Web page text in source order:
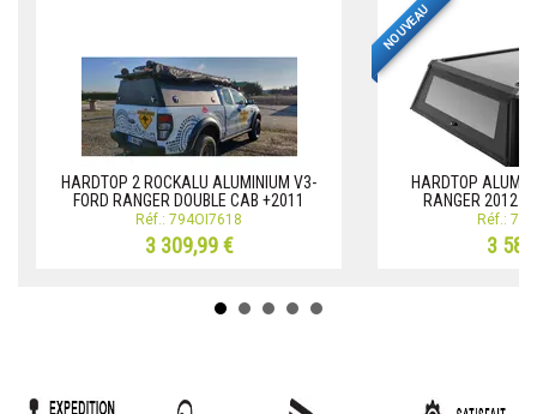
HARDTOP 2 ROCKALU ALUMINIUM V3-
FORD RANGER DOUBLE CAB +2011
Réf.: 794OI7618
3 309,99 €
NOUVEAU
HARDTOP
RANGER 2012-
Réf.:
3